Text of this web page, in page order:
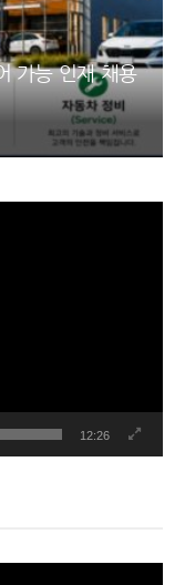
가능 인재 채용
12:26